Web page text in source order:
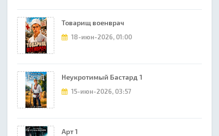
Товарищ военврач
18-июн-2026, 01:00
Неукротимый Бастард 1
15-июн-2026, 03:57
Арт 1